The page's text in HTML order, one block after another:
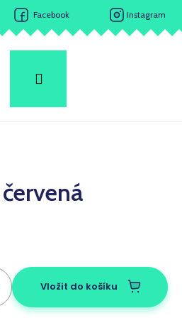
Facebook Instagram
Vložit do košíku
Následující